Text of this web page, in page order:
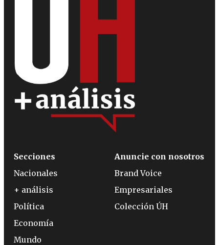
Secciones
Nacionales
+ análisis
Política
Economía
Mundo
Anuncie con nosotros
Brand Voice
Empresariales
Colección ÚH